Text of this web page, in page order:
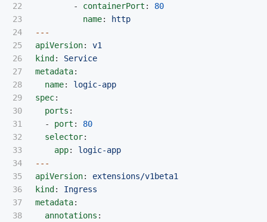
22
23
24
25
26
27
28
29
30
31
32
33
34
35
36
37
38
-
containerPort :
80
name:
http
---
apiVersion:
v1
kind :
Service
metadata:
name:
logic-app
spec:
ports :
-
port :
80
selector:
app:
logic-app
---
apiVersion:
extensions/v1beta1
kind :
Ingress
metadata:
annotations :